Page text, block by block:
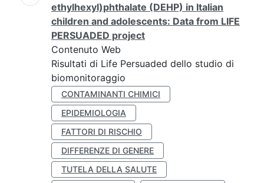
ethylhexyl)phthalate (DEHP) in Italian
children and adolescents: Data from LIFE
PERSUADED project
Contenuto Web
Risultati di Life Persuaded dello studio di
biomonitoraggio
CONTAMINANTI CHIMICI
EPIDEMIOLOGIA
FATTORI DI RISCHIO
DIFFERENZE DI GENERE
TUTELA DELLA SALUTE